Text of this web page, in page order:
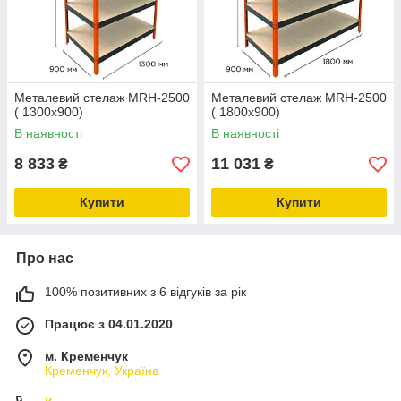
Металевий стелаж MRH-2500
( 1300x900)
В наявності
8 833 ₴
Купити
Металевий стелаж MRH-2500
( 1800x900)
В наявності
11 031 ₴
Купити
Про нас
100% позитивних з 6 відгуків за рік
Працює з 04.01.2020
м. Кременчук
Кременчук, Україна